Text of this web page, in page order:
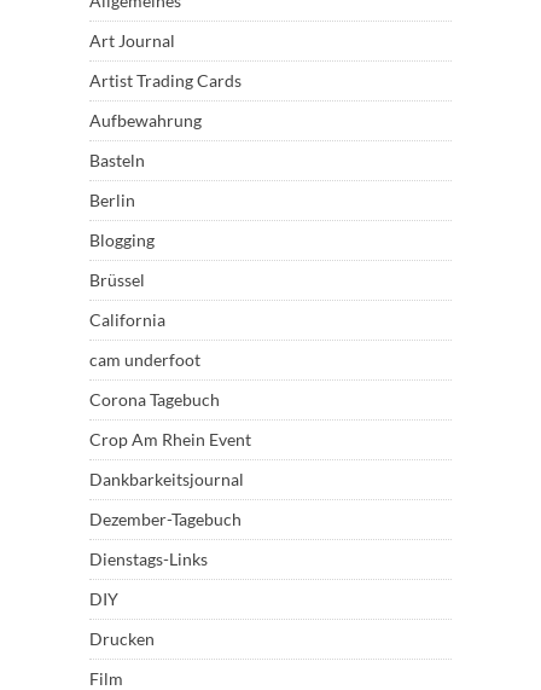
Art Journal
Artist Trading Cards
Aufbewahrung
Basteln
Berlin
Blogging
Brüssel
California
cam underfoot
Corona Tagebuch
Crop Am Rhein Event
Dankbarkeitsjournal
Dezember-Tagebuch
Dienstags-Links
DIY
Drucken
Film